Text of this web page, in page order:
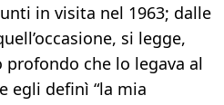
in visita nel 1963; dalle
si legge,
che lo legava al
egli definì “la mia